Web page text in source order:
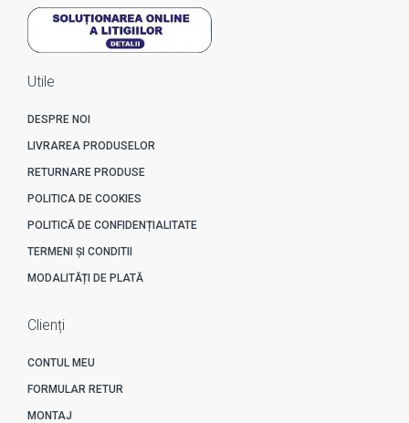
Utile
DESPRE NOI
LIVRAREA PRODUSELOR
RETURNARE PRODUSE
POLITICA DE COOKIES
POLITICĂ DE CONFIDENȚIALITATE
TERMENI ȘI CONDITII
MODALITĂȚI DE PLATĂ
Clienți
CONTUL MEU
FORMULAR RETUR
MONTAJ